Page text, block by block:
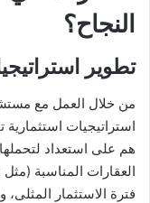
النجاح؟
تطوير
من خلال العمل مع
استراتيجيات
هم على استعداد
العقارات المناسبة (مثل
فترة الاستثمار